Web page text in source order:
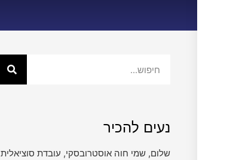
נעים להכיר
שלום, שמי חוה אוסטרובסקי, עובדת סוציאלית